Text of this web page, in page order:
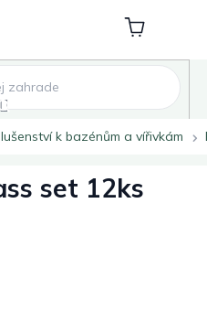
Nákupní
košík
k bazénům a vířivkám
set 12ks